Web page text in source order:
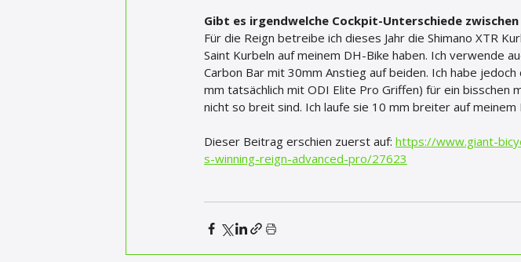
Gibt es irgendwelche Cockpit-Unterschiede
Für die Reign betreibe ich dieses Jahr die Shimano XTR
Saint Kurbeln auf meinem DH-Bike haben. Ich verwende
Carbon Bar mit 30mm Anstieg auf beiden. Ich habe
mm tatsächlich mit ODI Elite Pro Griffen) für ein bisschen
nicht so breit sind. Ich laufe sie 10 mm breiter auf meinem
Dieser Beitrag erschien zuerst auf: https://www.giant-
s-winning-reign-advanced-pro/27623